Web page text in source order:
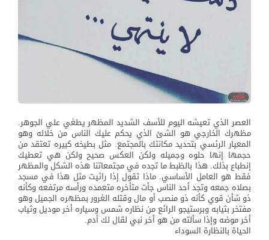
العصر الذي تعيشه اليوم للأسف الشديد المظهر يطغي علي الجوهر.
مظهرك الخارجي هو الشئ الذي يحكم عليك الناس من خلاله وهو
المعيار الرئسي بتحديد مكانتك بالمجتمع. مثل بطيخه كبيره تعتقد من
حجمها إنها حلوه وجميله ولكن العكس صحيح ولكن هي تعطيك
إنطباع بذلك. هذا بالظبط ما تجده في مجتمعاتنا هذه الشكل والمظهر
فقط هو العامل الأساسي. ماذا تقول إذا رائيت مثل هذا في مسجد
بصلاه جمعه وتجد أحد الناس جأت متأخره متعمده ورأسه مرتفعه وكأنه
ذو شأن قوي كأنه ذو منصب أو مال وقتله الغرور بمظهره الجميل وهو
مفتخر بثيابه وبرستيجو الرائع من نظاره شمس وسياره أخر موديل وثياب
أخر موضه وإذا سألته من هو أخر نبي لقال لك أدم.
الحياة بالنظارة السوداء